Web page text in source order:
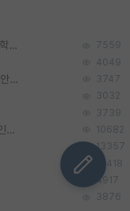
우리나라도 학구 열풍보면 Higher Doctorate 학위가 필요하다고 봅니다. 7559
4049
석박사 과정 합격하고, 컨택했던교수님이 연락이 안됩니다... 3747
3032
3739
박사진학하기에 2억은 괜찮은 (?) 정도의 경제력인가요 10682
13357
10418
4917
3876